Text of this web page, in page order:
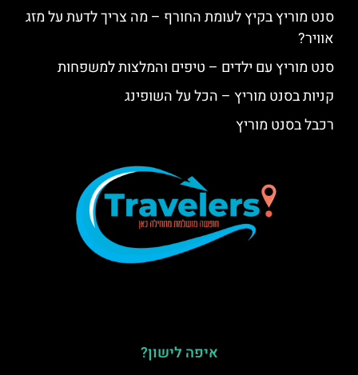
סנט מוריץ בקיץ לעומת החורף – מה צריך לדעת על מזג
אוויר?
סנט מוריץ עם ילדים – טיפים והמלצות למשפחות
קניות בסנט מוריץ – הכל על השופינג
רכבל בסנט מוריץ
איפה לישון?